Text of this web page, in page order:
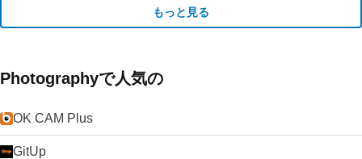
もっと見る
Photographyで人気の
OK CAM Plus
GitUp